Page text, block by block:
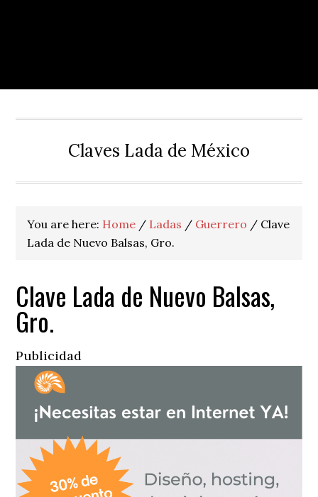
Claves Lada de México
You are here: Home / Ladas / Guerrero / Clave
Lada de Nuevo Balsas, Gro.
Clave Lada de Nuevo Balsas,
Gro.
Publicidad